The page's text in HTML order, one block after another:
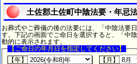
土佐郡土佐町中陰法要・年忌
お葬式やご葬儀の後の法要には、「中陰法要
す。下記の画面でご命日を選択すると、「中
動的に表示されます。
【ご命日の年月日を指定してください】
【年】
【月】